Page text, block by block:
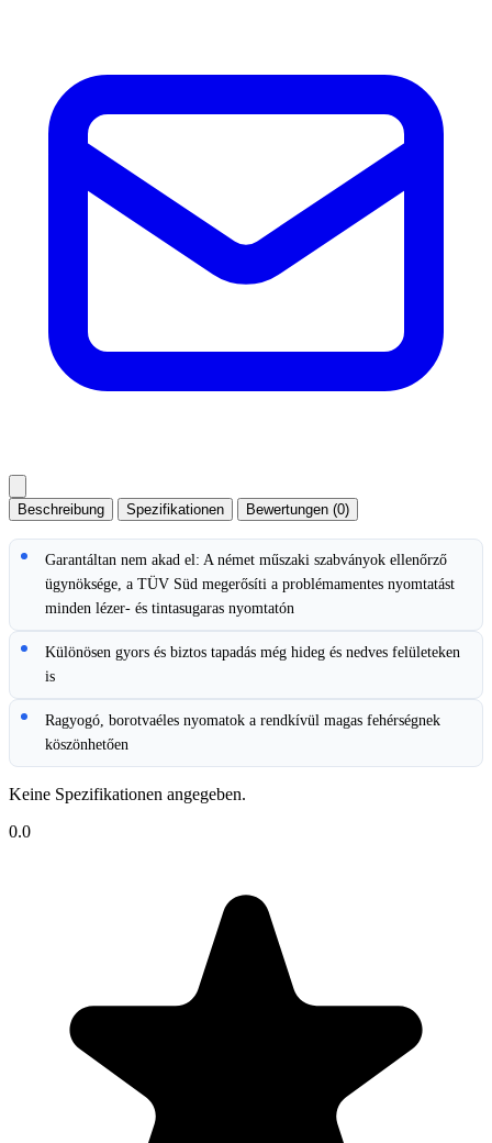
Beschreibung Spezifikationen Bewertungen (0)
Garantáltan nem akad el: A német műszaki szabványok ellenőrző
ügynöksége, a TÜV Süd megerősíti a problémamentes nyomtatást
minden lézer- és tintasugaras nyomtatón
Különösen gyors és biztos tapadás még hideg és nedves felületeken
is
Ragyogó, borotvaéles nyomatok a rendkívül magas fehérségnek
köszönhetően
Keine Spezifikationen angegeben.
0.0